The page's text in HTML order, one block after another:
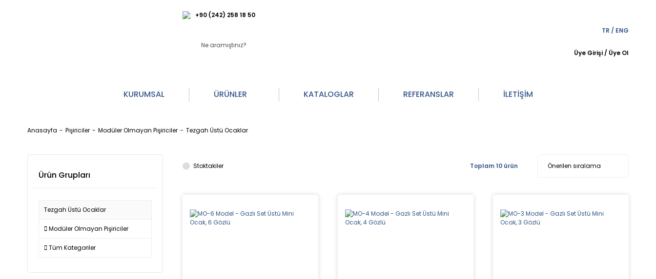
+90 (242) 258 18 50
TR / ENG
Üye Girişi / Üye Ol
KURUMSAL ÜRÜNLER KATALOGLAR REFERANSLAR İLETİŞİM
Anasayfa Pişiriciler Modüler Olmayan Pişiriciler Tezgah Üstü Ocaklar
Ürün Grupları
Tezgah Üstü Ocaklar
Modüler Olmayan Pişiriciler
Tüm Kategoriler
Stoktakiler Toplam 10 ürün